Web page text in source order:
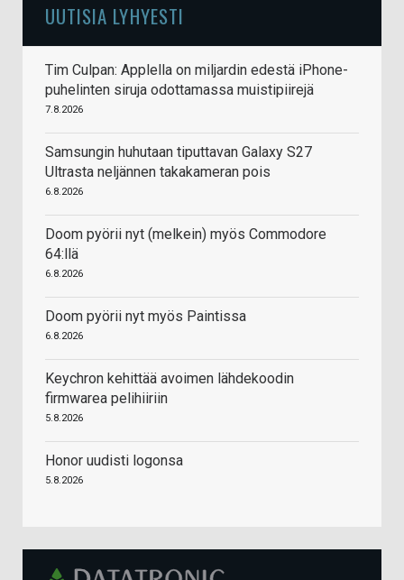
UUTISIA LYHYESTI
Tim Culpan: Applella on miljardin edestä iPhone-
puhelinten siruja odottamassa muistipiirejä
7.8.2026
Samsungin huhutaan tiputtavan Galaxy S27
Ultrasta neljännen takakameran pois
6.8.2026
Doom pyörii nyt (melkein) myös Commodore
64:llä
6.8.2026
Doom pyörii nyt myös Paintissa
6.8.2026
Keychron kehittää avoimen lähdekoodin
firmwarea pelihiiriin
5.8.2026
Honor uudisti logonsa
5.8.2026